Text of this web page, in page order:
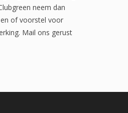
neem dan
of voorstel voor
Mail ons gerust